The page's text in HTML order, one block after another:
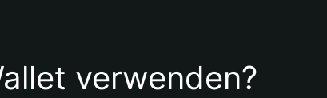
verwenden?